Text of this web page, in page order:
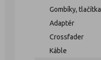
Gombíky, tlačítka
Adaptér
Crossfader
Káble